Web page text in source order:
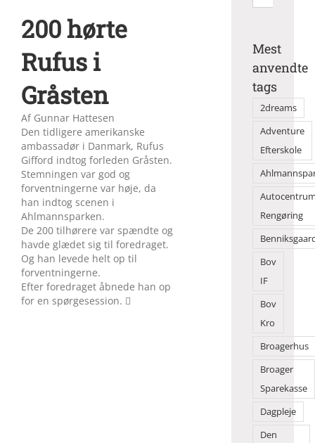
200 hørte
Rufus i
Gråsten
Af Gunnar Hattesen
Den tidligere amerikanske
ambassadør i Danmark, Rufus
Gifford indtog forleden Gråsten.
Stemningen var god og
forventningerne var høje, da
han indtog scenen i
Ahlmannsparken.
De 200 tilhørere var spændte og
havde glædet sig til foredraget.
Og han levede helt op til
forventningerne.
Efter foredraget åbnede han op
for en spørgesession. 
efter:
Mest
anvendte
tags
2dreams
Adventure
Efterskole
Rengøring
Bov
IF
Bov
Kro
Broagerhus
Broager
Sparekasse
Dagpleje
Den